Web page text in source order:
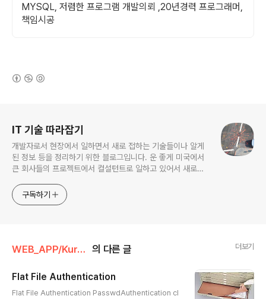
MYSQL, 저렴한 프로그램 개발의뢰 ,20년경력 프로그래머,
책임시공
IT 기술 따라잡기
개발자로서 현장에서 일하면서 새로 접하는 기술들이나 알게
된 정보 등을 정리하기 위한 블로그입니다. 운 좋게 미국에서
큰 회사들의 프로젝트에서 컬설턴트로 일하고 있어서 새로운
사용되는 툴들에 대해 많은 분들과 정보를 공유하고 싶습니다.
구독하기
WEB_APP/Kurogo 의 다른 글 더보기
Flat File Authentication
Flat File Authentication PasswdAuthentication cl